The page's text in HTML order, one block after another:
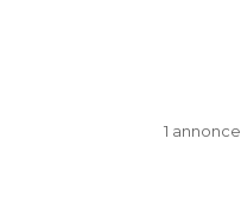
1